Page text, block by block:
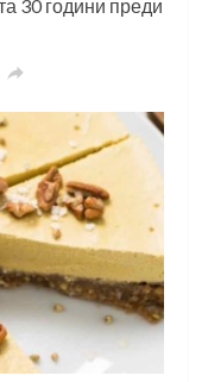
30 години преди
